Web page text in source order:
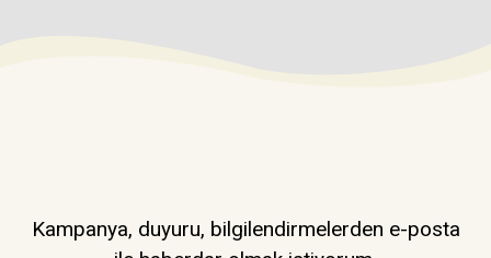
Kampanya, duyuru, bilgilendirmelerden e-posta